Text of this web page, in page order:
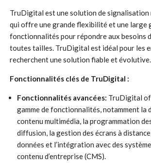
TruDigital est une solution de signalisation
qui offre une grande flexibilité et une large
fonctionnalités pour répondre aux besoins
toutes tailles. TruDigital est idéal pour les
recherchent une solution fiable et évolutive.
Fonctionnalités clés de TruDigital :
Fonctionnalités avancées: TruDigital
gamme de fonctionnalités, notamment la
contenu multimédia, la programmation
diffusion, la gestion des écrans à
données et l’intégration avec des
contenu d’entreprise (CMS).